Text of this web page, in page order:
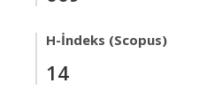
H-İndeks (Scopus)
14